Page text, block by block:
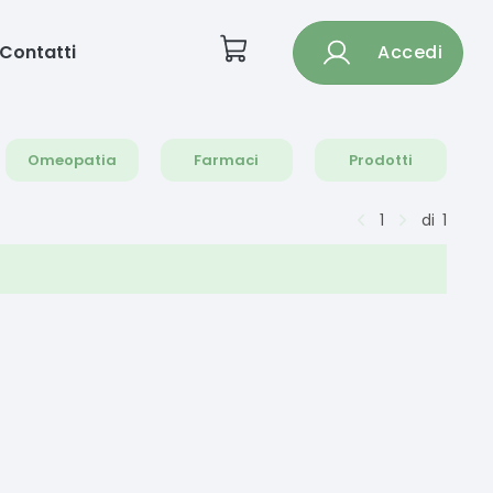
Contatti Accedi
Omeopatia Farmaci Prodotti
1 di 1